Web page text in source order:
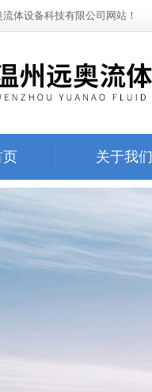
体设备科技有限公司网站！
页 关于我们